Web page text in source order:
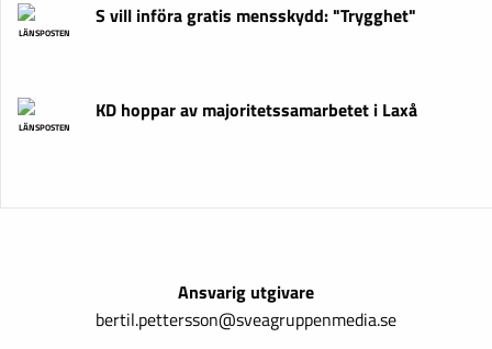
LÄNSPOSTEN
S vill införa gratis mensskydd: "Trygghet"
LÄNSPOSTEN
KD hoppar av majoritetssamarbetet i Laxå
Ansvarig utgivare
bertil.pettersson@sveagruppenmedia.se